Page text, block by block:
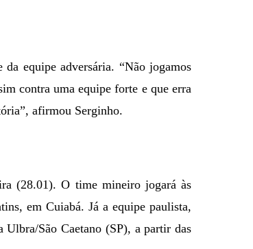
equipe adversária. “Não jogamos
contra uma equipe forte e que erra
afirmou Serginho.
(28.01). O time mineiro jogará às
em Cuiabá. Jáa equipe paulista,
Ulbra/São Caetano (SP), a partir das